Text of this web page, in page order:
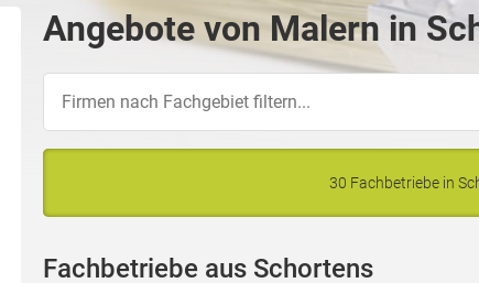
Angebote von Malern in
30 Fachbetriebe in
Fachbetriebe aus Schortens